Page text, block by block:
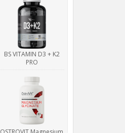
BS VITAMIN D3 + K2
PRO